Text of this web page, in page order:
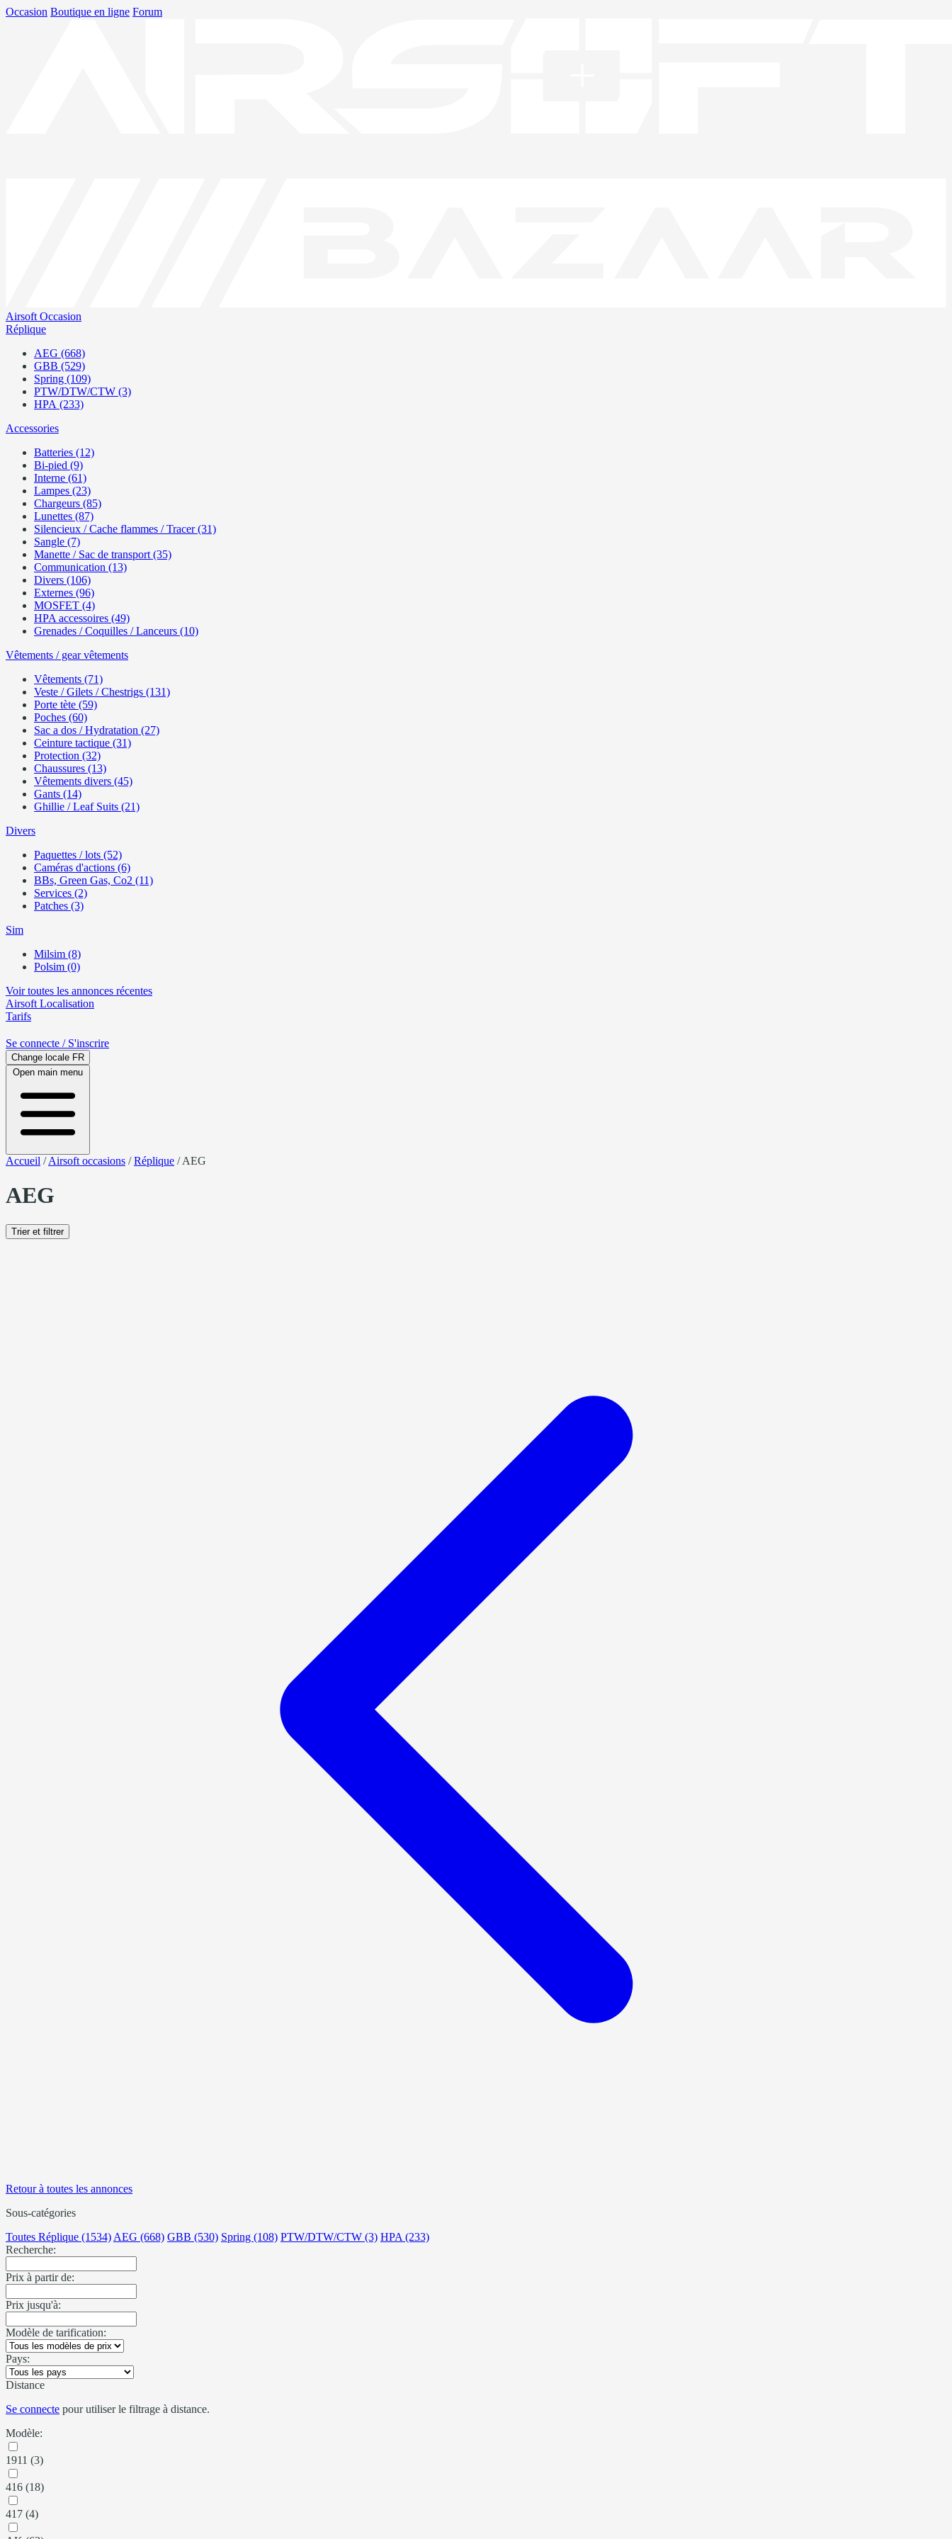
Occasion Boutique en ligne Forum
Airsoft Occasion
Réplique
AEG (668)
GBB (529)
Spring (109)
PTW/DTW/CTW (3)
HPA (233)
Accessories
Batteries (12)
Bi-pied (9)
Interne (61)
Lampes (23)
Chargeurs (85)
Lunettes (87)
Silencieux / Cache flammes / Tracer (31)
Sangle (7)
Manette / Sac de transport (35)
Communication (13)
Divers (106)
Externes (96)
MOSFET (4)
HPA accessoires (49)
Grenades / Coquilles / Lanceurs (10)
Vêtements / gear vêtements
Vêtements (71)
Veste / Gilets / Chestrigs (131)
Porte tète (59)
Poches (60)
Sac a dos / Hydratation (27)
Ceinture tactique (31)
Protection (32)
Chaussures (13)
Vêtements divers (45)
Gants (14)
Ghillie / Leaf Suits (21)
Divers
Paquettes / lots (52)
Caméras d'actions (6)
BBs, Green Gas, Co2 (11)
Services (2)
Patches (3)
Sim
Milsim (8)
Polsim (0)
Voir toutes les annonces récentes
Airsoft Localisation
Tarifs
Se connecte / S'inscrire
Change locale FR
Open main menu
Accueil /Airsoft occasions /Réplique /AEG
AEG
Trier et filtrer
Retour à toutes les annonces
Sous-catégories
Toutes Réplique (1534) AEG (668) GBB (530) Spring (108) PTW/DTW/CTW (3) HPA (233)
Recherche:
Prix à partir de:
Prix jusqu'à:
Modèle de tarification:
Pays:
Distance
Se connecte pour utiliser le filtrage à distance.
Modèle:
1911 (3)
416 (18)
417 (4)